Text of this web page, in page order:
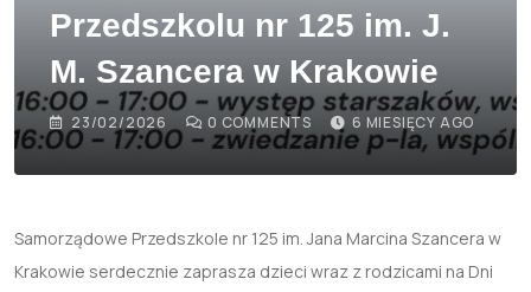
Przedszkolu nr 125 im. J.
M. Szancera w Krakowie
23/02/2026 0 COMMENTS 6 MIESIĘCY AGO
Samorządowe Przedszkole nr 125 im. Jana Marcina Szancera w
Krakowie serdecznie zaprasza dzieci wraz z rodzicami na Dni